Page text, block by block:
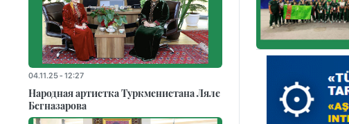
04.11.25 - 12:27
Народная артистка Туркменистана Ляле
Бегназарова